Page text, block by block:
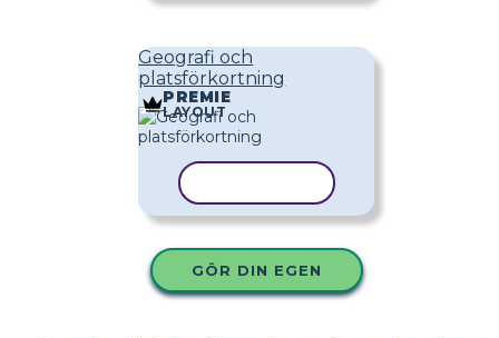
Geografi och
platsförkortning
PREMIE
LAYOUT
GÖR DIN EGEN